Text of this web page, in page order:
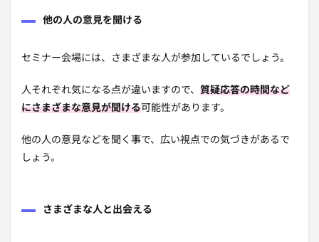
他の人の意見を聞ける
セミナー会場には、さまざまな人が参加しているでしょう。
人それぞれ気になる点が違いますので、 質疑応答の時間など
にさまざまな意見が聞ける可能性があります。
他の人の意見などを聞く事で、広い視点での気づきがあるで
しょう。
さまざまな人と出会える